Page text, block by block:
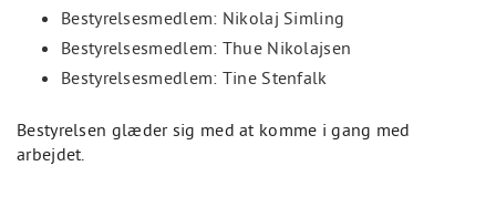
Bestyrelsesmedlem: Nikolaj Simling
Bestyrelsesmedlem: Thue Nikolajsen
Bestyrelsesmedlem: Tine Stenfalk
Bestyrelsen glæder sig med at komme i gang med
arbejdet.